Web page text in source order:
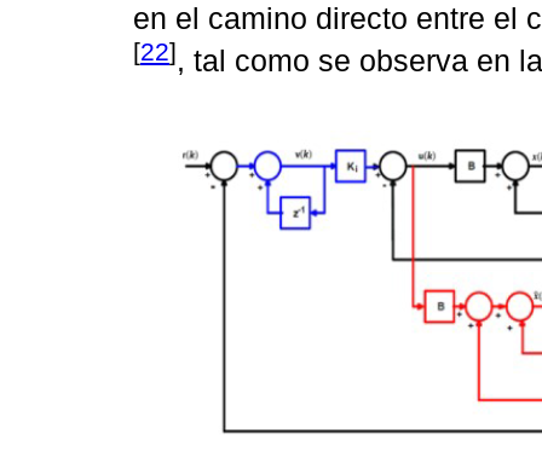
en el camino directo entre el
[22], tal como se observa en